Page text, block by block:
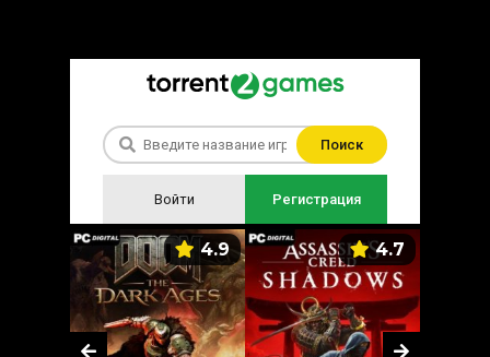
Поиск
Войти Регистрация
4.9 4.7